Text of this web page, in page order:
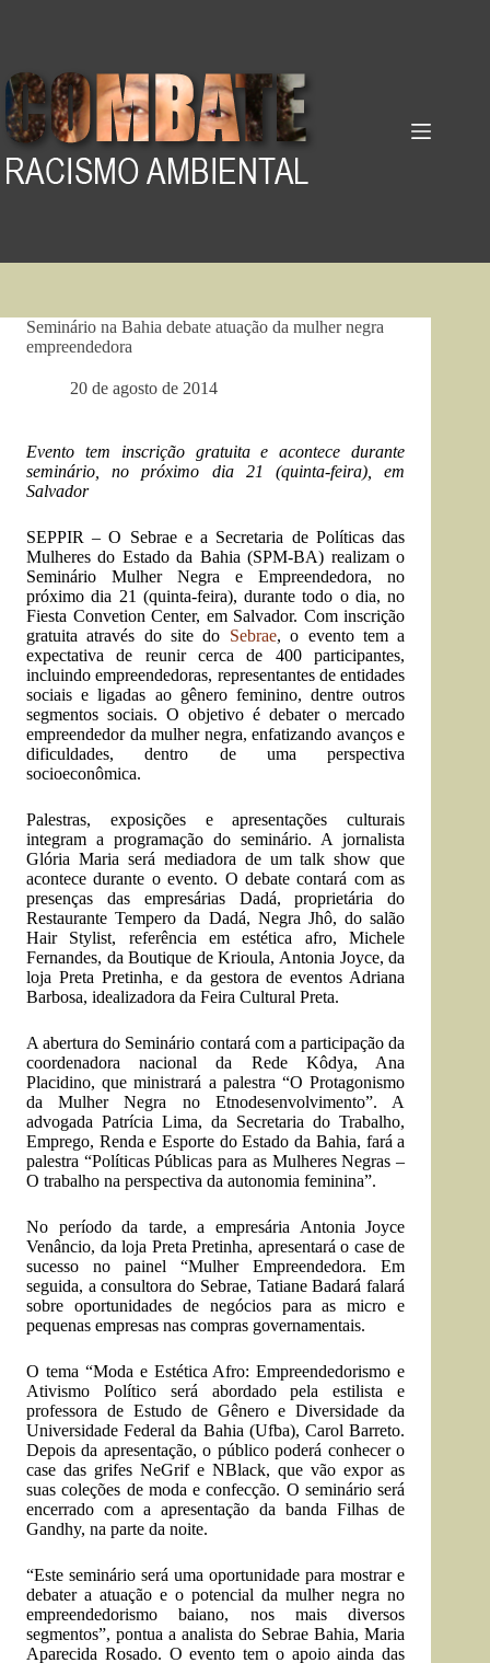
Seminário na Bahia debate atuação da mulher negra
empreendedora
20 de agosto de 2014
Evento tem inscrição gratuita e acontece durante
seminário, no próximo dia 21 (quinta-feira), em
Salvador
SEPPIR – O Sebrae e a Secretaria de Políticas das
Mulheres do Estado da Bahia (SPM-BA) realizam o
Seminário Mulher Negra e Empreendedora, no
próximo dia 21 (quinta-feira), durante todo o dia, no
Fiesta Convetion Center, em Salvador. Com inscrição
gratuita através do site do Sebrae, o evento tem a
expectativa de reunir cerca de 400 participantes,
incluindo empreendedoras, representantes de entidades
sociais e ligadas ao gênero feminino, dentre outros
segmentos sociais. O objetivo é debater o mercado
empreendedor da mulher negra, enfatizando avanços e
dificuldades, dentro de uma perspectiva
socioeconômica.
Palestras, exposições e apresentações culturais
integram a programação do seminário. A jornalista
Glória Maria será mediadora de um talk show que
acontece durante o evento. O debate contará com as
presenças das empresárias Dadá, proprietária do
Restaurante Tempero da Dadá, Negra Jhô, do salão
Hair Stylist, referência em estética afro, Michele
Fernandes, da Boutique de Krioula, Antonia Joyce, da
loja Preta Pretinha, e da gestora de eventos Adriana
Barbosa, idealizadora da Feira Cultural Preta.
A abertura do Seminário contará com a participação da
coordenadora nacional da Rede Kôdya, Ana
Placidino, que ministrará a palestra “O Protagonismo
da Mulher Negra no Etnodesenvolvimento”. A
advogada Patrícia Lima, da Secretaria do Trabalho,
Emprego, Renda e Esporte do Estado da Bahia, fará a
palestra “Políticas Públicas para as Mulheres Negras –
O trabalho na perspectiva da autonomia feminina”.
No período da tarde, a empresária Antonia Joyce
Venâncio, da loja Preta Pretinha, apresentará o case de
sucesso no painel “Mulher Empreendedora. Em
seguida, a consultora do Sebrae, Tatiane Badará falará
sobre oportunidades de negócios para as micro e
pequenas empresas nas compras governamentais.
O tema “Moda e Estética Afro: Empreendedorismo e
Ativismo Político será abordado pela estilista e
professora de Estudo de Gênero e Diversidade da
Universidade Federal da Bahia (Ufba), Carol Barreto.
Depois da apresentação, o público poderá conhecer o
case das grifes NeGrif e NBlack, que vão expor as
suas coleções de moda e confecção. O seminário será
encerrado com a apresentação da banda Filhas de
Gandhy, na parte da noite.
“Este seminário será uma oportunidade para mostrar e
debater a atuação e o potencial da mulher negra no
empreendedorismo baiano, nos mais diversos
segmentos”, pontua a analista do Sebrae Bahia, Maria
Aparecida Rosado. O evento tem o apoio ainda das